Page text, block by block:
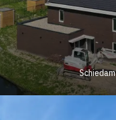
Schiedam